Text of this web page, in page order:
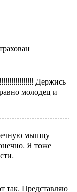
Держись
молодец и
мышцу
Я тоже
так. Представляю